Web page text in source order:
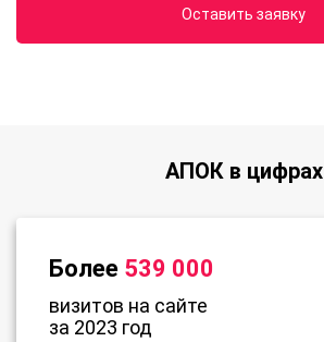
Оставить заявку
АПОК в цифрах
Более 539 000
визитов на сайте
за 2023 год